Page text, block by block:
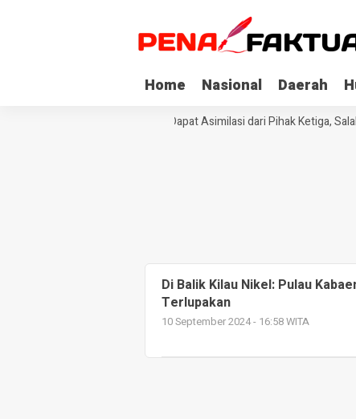
Home Nasional Daerah
Tiga Napi Korupsi di Sultra Dapat Asimilasi dari Pihak Ketiga,
Di Balik Kilau Nikel: Pulau
Terlupakan
10 September 2024 - 16:58 WITA